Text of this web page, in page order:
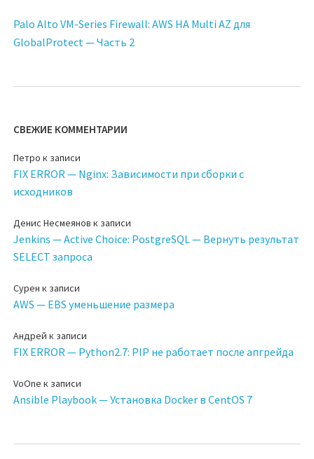
Palo Alto VM-Series Firewall: AWS HA Multi AZ для
GlobalProtect — Часть 2
СВЕЖИЕ КОММЕНТАРИИ
Петро к записи
FIX ERROR — Nginx: Зависимости при сборки с
исходников
Денис Несмеянов к записи
Jenkins — Active Choice: PostgreSQL — Вернуть результат
SELECT запроса
Сурен к записи
AWS — EBS уменьшение размера
Андрей к записи
FIX ERROR — Python2.7: PIP не работает после апгрейда
VoOne к записи
Ansible Playbook — Установка Docker в CentOS 7